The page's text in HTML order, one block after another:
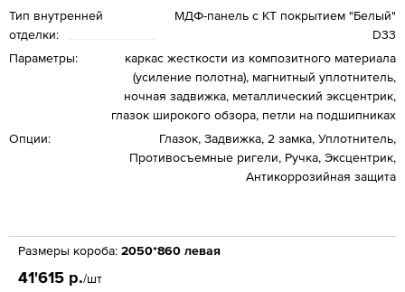
Тип внутренней
отделки:
МДФ-панель с КТ покрытием "Белый"
D33
Параметры:
каркас жесткости из композитного материала
(усиление полотна), магнитный уплотнитель,
ночная задвижка, металлический эксцентрик,
глазок широкого обзора, петли на подшипниках
Опции:
Глазок, Задвижка, 2 замка, Уплотнитель,
Противосъемные ригели, Ручка, Эксцентрик,
Антикоррозийная защита
Размеры короба: 2050*860 левая
41'615 р./шт